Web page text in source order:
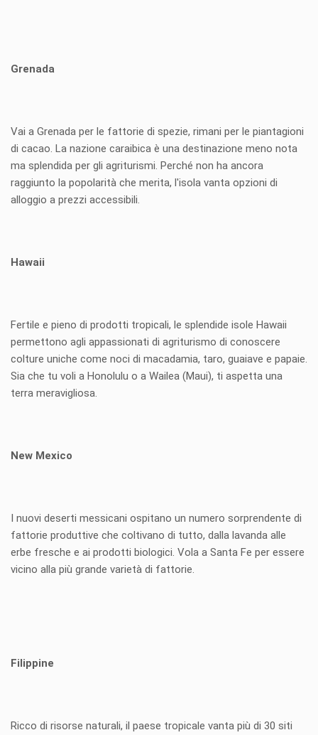
Grenada
Vai a Grenada per le fattorie di spezie, rimani per le piantagioni
di cacao. La nazione caraibica è una destinazione meno nota
ma splendida per gli agriturismi. Perché non ha ancora
raggiunto la popolarità che merita, l'isola vanta opzioni di
alloggio a prezzi accessibili.
Hawaii
Fertile e pieno di prodotti tropicali, le splendide isole Hawaii
permettono agli appassionati di agriturismo di conoscere
colture uniche come noci di macadamia, taro, guaiave e papaie.
Sia che tu voli a Honolulu o a Wailea (Maui), ti aspetta una
terra meravigliosa.
New Mexico
I nuovi deserti messicani ospitano un numero sorprendente di
fattorie produttive che coltivano di tutto, dalla lavanda alle
erbe fresche e ai prodotti biologici. Vola a Santa Fe per essere
vicino alla più grande varietà di fattorie.
Filippine
Ricco di risorse naturali, il paese tropicale vanta più di 30 siti